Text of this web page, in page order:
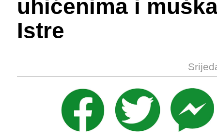
uhićenima i
Istre